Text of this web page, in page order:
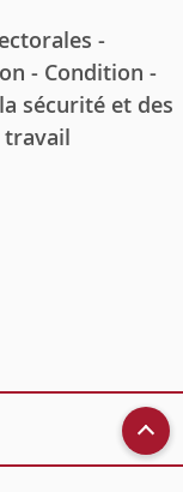
-
- Condition -
sécurité et des
travail